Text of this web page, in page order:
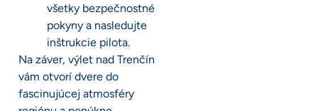
všetky bezpečnostné
pokyny a nasledujte
inštrukcie pilota.
Na záver, výlet nad Trenčín
vám otvorí dvere do
fascinujúcej atmosféry